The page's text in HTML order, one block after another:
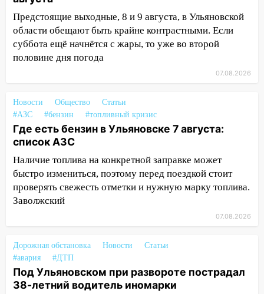
14:22
В Новом городе 8 августа пройдет
большой фестиваль «Наше время» с
мотофристайлом и концертом
«Мураками»
Жару смоет ливнями: прогноз
выходные 8-9 августа
13:30 В Ульяновске транспортные
полицейские проведут акцию «Час
пассажира»
13:20
В Ульяновске за один день
обокрали женщину на пляже и
подростка в сквере
гранату: его задержали
12:34
На Ульяновскую область
надвигается сильнейшая непогода: град
и шквал до 27 м/с
Предстоящие выходные, 8 и 9 августа, в Ульяновской
области обещают быть крайне контрастными. Если
суббота ещё начнётся с жары, то уже во второй
половине дня погода
07.08.2026
Новости Общество
Статьи
#АЗС
#бензин #топливный кризис
Где есть бензин в Ульяновске 7 августа:
список АЗС
Наличие топлива на конкретной заправке может
быстро измениться, поэтому перед поездкой стоит
проверять свежесть отметки и нужную марку топлива.
Заволжский
07.08.2026
Дорожная обстановка Новости
Статьи
#авария
#ДТП
Под Ульяновском при развороте пострадал
38-летний водитель иномарки